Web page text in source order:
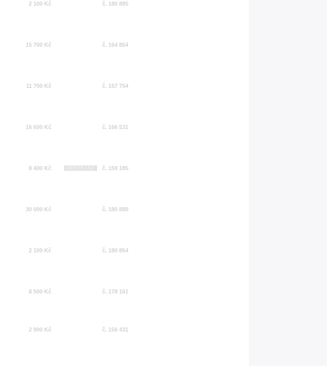
2 100 Kč č. 180 885
15 700 Kč č. 164 854
11 700 Kč č. 157 754
16 600 Kč č. 166 531
8 400 Kč OBJEDNÁNO č. 159 185
30 000 Kč č. 180 880
2 100 Kč č. 180 854
8 500 Kč č. 178 161
2 900 Kč č. 156 431